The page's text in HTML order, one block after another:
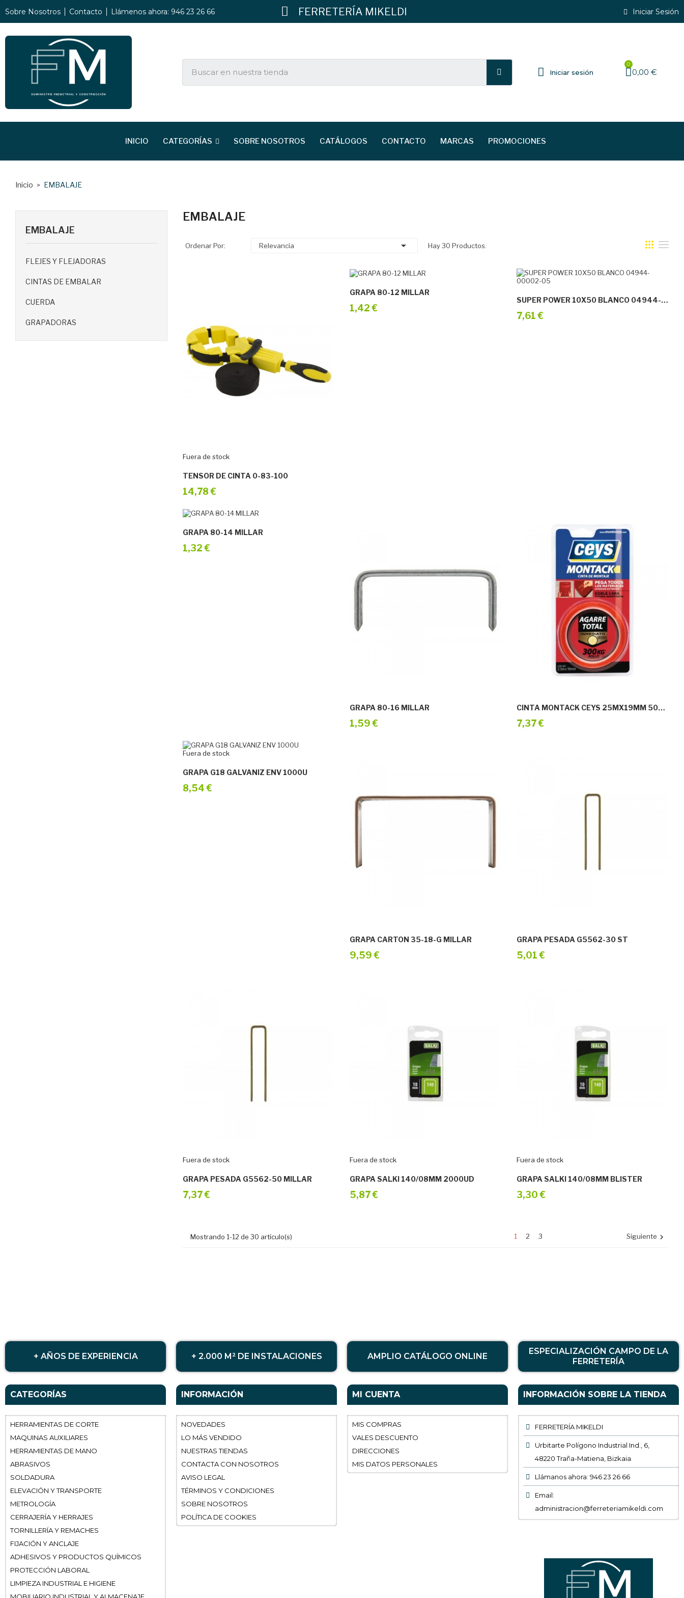
Sobre Nosotros Contacto Llámenos ahora: 946 23 26 66 FERRETERÍA MIKELDI Iniciar Sesión
Iniciar sesión 0,00 €
INICIO CATEGORÍAS SOBRE NOSOTROS CATÁLOGOS CONTACTO MARCAS PROMOCIONES
Inicio EMBALAJE
EMBALAJE
FLEJES Y FLEJADORAS
CINTAS DE EMBALAR
CUERDA
GRAPADORAS
EMBALAJE
Ordenar Por: Relevancia  Hay 30 Productos.
Fuera de stock
TENSOR DE CINTA 0-83-100
14,78 €
GRAPA 80-12 MILLAR
1,42 €
SUPER POWER 10X50 BLANCO 04944-00002-05
7,61 €
GRAPA 80-14 MILLAR
1,32 €
GRAPA 80-16 MILLAR
1,59 €
CINTA MONTACK CEYS 25MX19MM 507240
7,37 €
Fuera de stock
GRAPA G18 GALVANIZ ENV 1000U
8,54 €
GRAPA CARTON 35-18-G MILLAR
9,59 €
GRAPA PESADA G5562-30 ST
5,01 €
Fuera de stock
GRAPA PESADA G5562-50 MILLAR
7,37 €
Fuera de stock
GRAPA SALKI 140/08MM 2000UD
5,87 €
Fuera de stock
GRAPA SALKI 140/08MM BLISTER
3,30 €
Mostrando 1-12 de 30 artículo(s) 1 2 3 Siguiente 
+ AÑOS DE EXPERIENCIA + 2.000 M² DE INSTALACIONES AMPLIO CATÁLOGO ONLINE
ESPECIALIZACIÓN CAMPO DE LA
FERRETERÍA
CATEGORÍAS
HERRAMIENTAS DE CORTE
MAQUINAS AUXILIARES
HERRAMIENTAS DE MANO
ABRASIVOS
SOLDADURA
ELEVACIÓN Y TRANSPORTE
METROLOGÍA
CERRAJERÍA Y HERRAJES
TORNILLERÍA Y REMACHES
FIJACIÓN Y ANCLAJE
ADHESIVOS Y PRODUCTOS QUÍMICOS
PROTECCIÓN LABORAL
LIMPIEZA INDUSTRIAL E HIGIENE
MOBILIARIO INDUSTRIAL Y ALMACENAJE
INFORMACIÓN
NOVEDADES
LO MÁS VENDIDO
NUESTRAS TIENDAS
CONTACTA CON NOSOTROS
AVISO LEGAL
TÉRMINOS Y CONDICIONES
SOBRE NOSOTROS
POLÍTICA DE COOKIES
MI CUENTA
MIS COMPRAS
VALES DESCUENTO
DIRECCIONES
MIS DATOS PERSONALES
INFORMACIÓN SOBRE LA TIENDA
FERRETERÍA MIKELDI
Urbitarte Polígono Industrial Ind., 6,
48220 Traña-Matiena, Bizkaia
Llámanos ahora: 946 23 26 66
Email:
administracion@ferreteriamikeldi.com